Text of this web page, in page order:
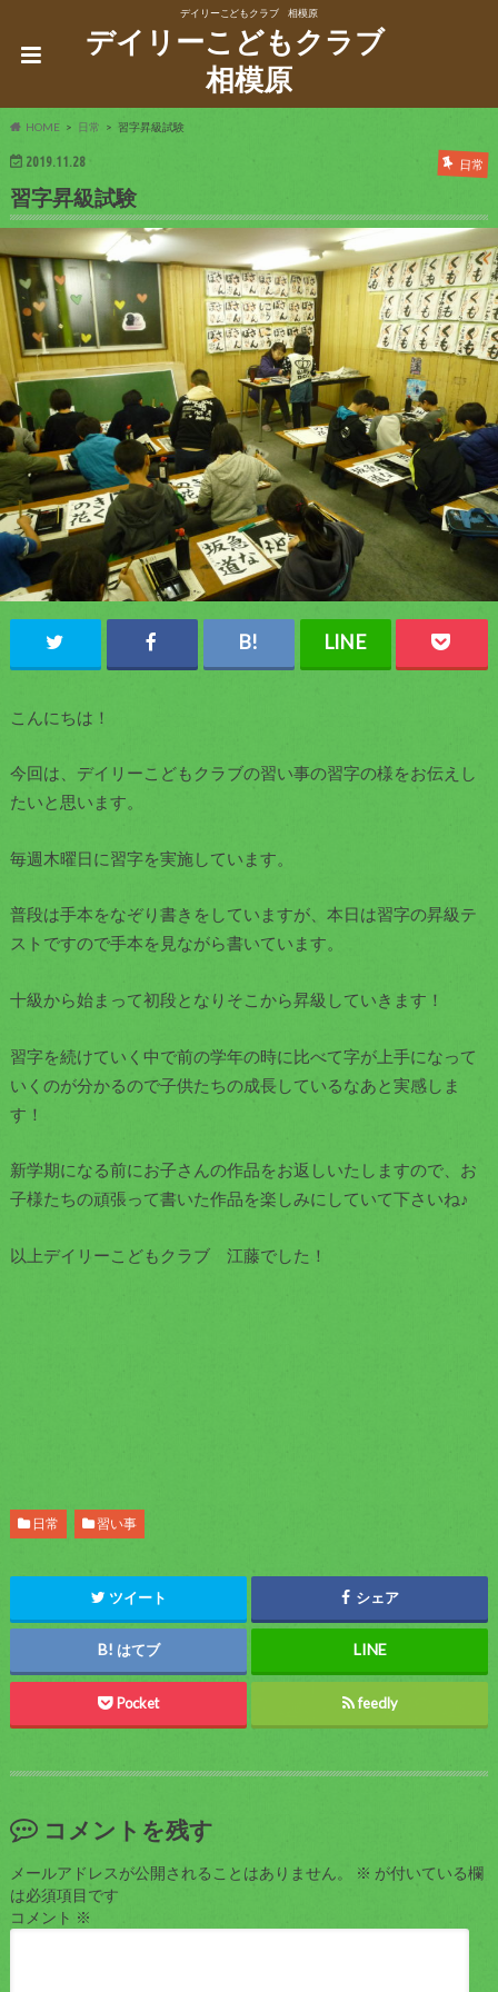
デイリーこどもクラブ 相模原
デイリーこどもクラブ
相模原
HOME 日常 習字昇級試験
2019.11.28 日常
習字昇級試験
こんにちは！
今回は、デイリーこどもクラブの習い事の習字の様をお伝えし
たいと思います。
毎週木曜日に習字を実施しています。
普段は手本をなぞり書きをしていますが、本日は習字の昇級テ
ストですので手本を見ながら書いています。
十級から始まって初段となりそこから昇級していきます！
習字を続けていく中で前の学年の時に比べて字が上手になって
いくのが分かるので子供たちの成長しているなあと実感しま
す！
新学期になる前にお子さんの作品をお返しいたしますので、お
子様たちの頑張って書いた作品を楽しみにしていて下さいね♪
以上デイリーこどもクラブ 江藤でした！
日常 習い事
ツイート シェア
はてブ
Pocket feedly
コメントを残す
メールアドレスが公開されることはありません。 ※ が付いている欄
は必須項目です
コメント ※